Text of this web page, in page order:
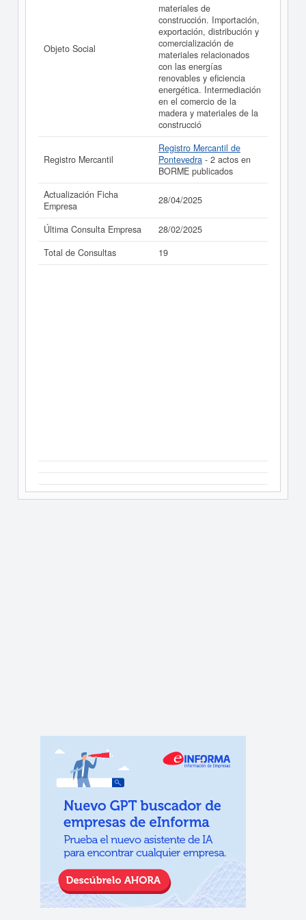
realizado el 28/04/2025.
Objeto Social
materiales de
construcción. Importación,
exportación, distribución y
comercialización de
materiales relacionados
con las energías
renovables y eficiencia
energética. Intermediación
en el comercio de la
madera y materiales de la
construcció
Registro Mercantil
Registro Mercantil de
Pontevedra - 2 actos en
BORME publicados
Actualización Ficha
Empresa
28/04/2025
Última Consulta Empresa
28/02/2025
Total de Consultas
19